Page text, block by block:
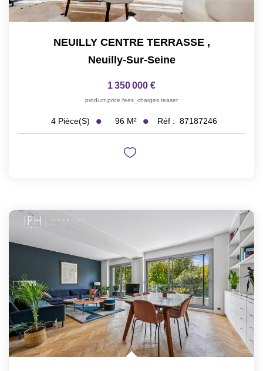
NEUILLY CENTRE TERRASSE ,
Neuilly-Sur-Seine
1 350 000 €
product.price.fees_charges.teaser
4 Pièce(s) 96 M² Réf : 87187246